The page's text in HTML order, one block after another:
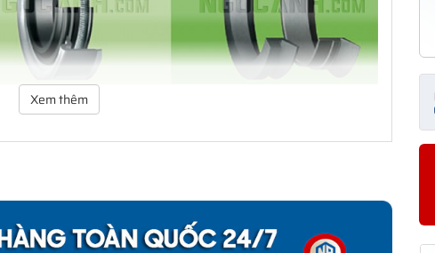
dạng thiết kế có khả năng đáp ứng hầu như toàn bộ tất cả các yêu
giản mà còn có một dãy sản phẩm đa dạng cho các yêu cầu ứng
làm kín cho khách hàng từ thiết kế đến sản xuất số lượng lớn, từ
Xem thêm